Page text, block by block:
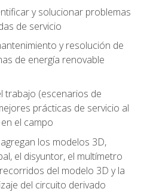
y solucionar problemas
de servicio
y resolución de
de energía renovable
trabajo (escenarios de
prácticas de servicio al
el campo
los modelos 3D,
el disyuntor, el multímetro
del modelo 3D y la
del circuito derivado